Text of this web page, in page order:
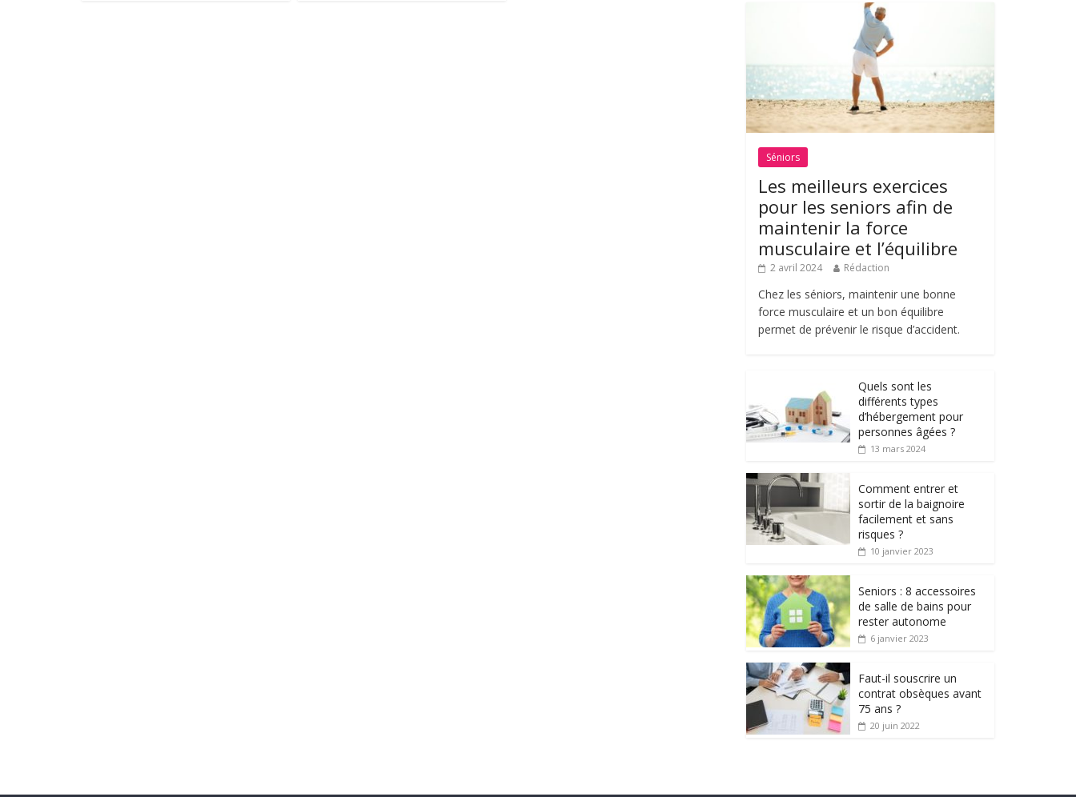
Séniors
Les meilleurs exercices
pour les seniors afin de
maintenir la force
musculaire et l’équilibre
2 avril 2024 Rédaction
Chez les séniors, maintenir une bonne
force musculaire et un bon équilibre
permet de prévenir le risque d’accident.
Quels sont les
différents types
d’hébergement pour
personnes âgées ?
13 mars 2024
Comment entrer et
sortir de la baignoire
facilement et sans
risques ?
10 janvier 2023
Seniors : 8 accessoires
de salle de bains pour
rester autonome
6 janvier 2023
Faut-il souscrire un
contrat obsèques avant
75 ans ?
20 juin 2022